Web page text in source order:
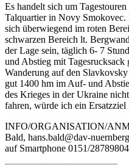
Es handelt sich um
Talquartier in Novy Smokovec.
sich überwiegend im roten
schwarzen Bereich lt.
der Lage sein, täglich 6- 7
und Abstieg mit
Wanderung auf den
gut 1400 hm im Auf- und
des Krieges in der Ukraine
fahren, würde ich ein Ersatzziel
INFO/ORGANISATION/
Bald, hans.bald@dav-
auf Smartphone 0151/28789804